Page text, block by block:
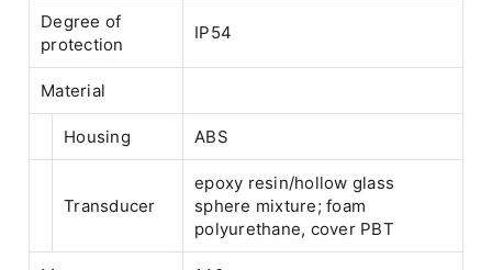
Degree of
protection
IP54
Material
Housing ABS
Transducer
epoxy resin/hollow glass
sphere mixture; foam
polyurethane, cover PBT